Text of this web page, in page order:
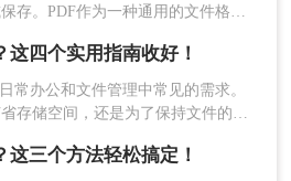
存。PDF作为一种通用的文件格
转为pdf怎么弄呢？本文将介绍几种
轻松将图片转换为PDF。
四个实用指南收好！
常办公和文件管理中常见的需求。
存储空间，还是为了保持文件的一
将图片转换为PDF的方法。
三个方法轻松搞定！